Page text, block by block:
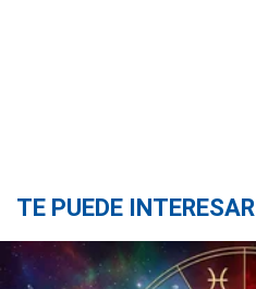
TE PUEDE INTERESAR